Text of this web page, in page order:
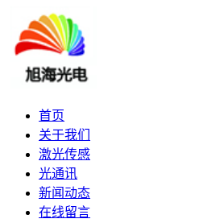
首页
关于我们
激光传感
光通讯
新闻动态
在线留言